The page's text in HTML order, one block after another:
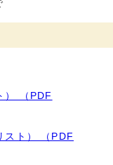
） （PDF
スト） （PDF